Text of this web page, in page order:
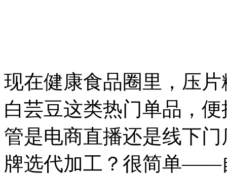
现在健康食品圈里，压
白芸豆这类热门单品，
管是电商直播还是线下
牌选代加工？很简单——